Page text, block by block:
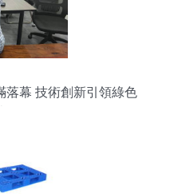
落幕 技術創新引領綠色